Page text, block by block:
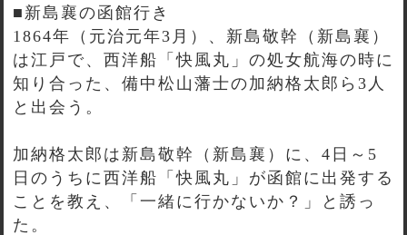
■新島襄の函館行き
1864年（元治元年3月）、新島敬幹（新島襄）
は江戸で、西洋船「快風丸」の処女航海の時に
知り合った、備中松山藩士の加納格太郎ら3人
と出会う。
加納格太郎は新島敬幹（新島襄）に、4日～5
日のうちに西洋船「快風丸」が函館に出発する
ことを教え、「一緒に行かないか？」と誘っ
た。